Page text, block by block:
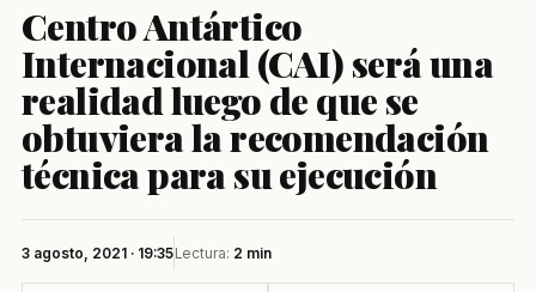
Centro Antártico
Internacional (CAI) será una
realidad luego de que se
obtuviera la recomendación
técnica para su ejecución
3 agosto, 2021 · 19:35Lectura: 2 min